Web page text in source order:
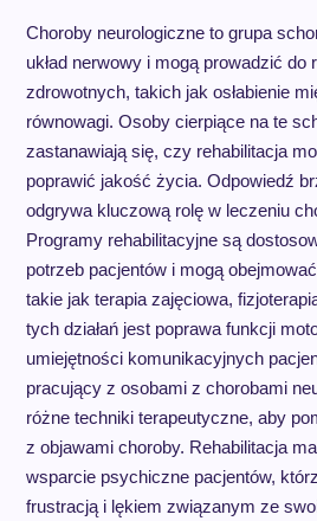
Choroby neurologiczne to grupa
układ nerwowy i mogą prowadzić do
zdrowotnych, takich jak osłabienie
równowagi. Osoby cierpiące na te
zastanawiają się, czy rehabilitacja
poprawić jakość życia. Odpowiedź
odgrywa kluczową rolę w leczeniu
Programy rehabilitacyjne są
potrzeb pacjentów i mogą
takie jak terapia zajęciowa,
tych działań jest poprawa funkcji
umiejętności komunikacyjnych
pracujący z osobami z chorobami
różne techniki terapeutyczne, aby
z objawami choroby. Rehabilitacja
wsparcie psychiczne pacjentów,
frustracją i lękiem związanym ze